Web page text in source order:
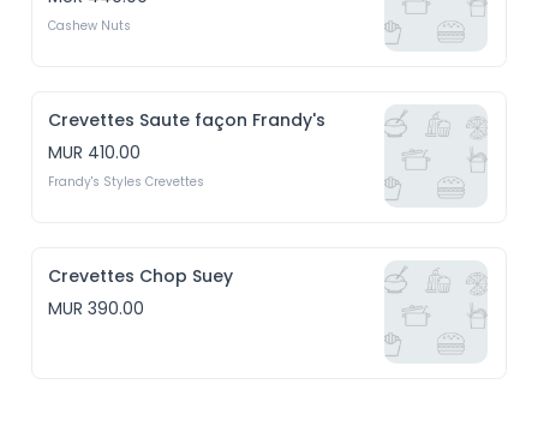
Cashew Nuts
Crevettes Saute façon Frandy's
MUR 410.00
Frandy's Styles Crevettes
Crevettes Chop Suey
MUR 390.00